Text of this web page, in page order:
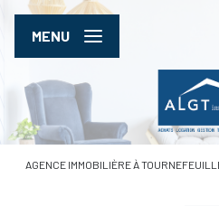
MENU
AGENCE IMMOBILIÈRE À